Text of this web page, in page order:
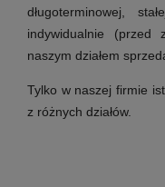
długoterminowej,
indywidualnie (przed
naszym działem
Tylko w naszej firmie
z różnych działów.